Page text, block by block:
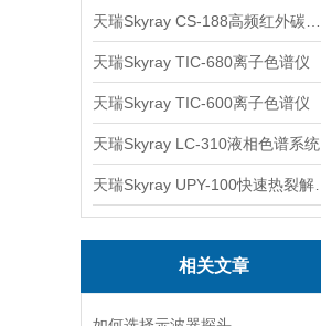
天瑞Skyray TIC-680离子色谱仪
天瑞Skyray TIC-600离子色谱仪
天瑞Skyray LC-310液相色谱系统
相关文章